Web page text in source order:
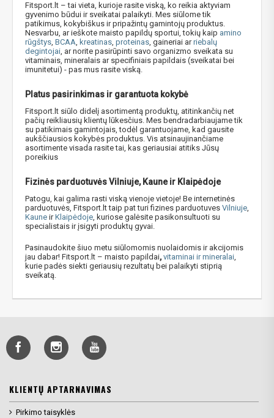
Fitsport.lt – tai vieta, kurioje rasite viską, ko reikia aktyviam
gyvenimo būdui ir sveikatai palaikyti. Mes siūlome tik
patikimus, kokybiškus ir pripažintų gamintojų produktus.
Nesvarbu, ar ieškote maisto papildų sportui, tokių kaip amino
rūgštys, BCAA, kreatinas, proteinas, gaineriai arriebalų
degintojai, ar norite pasirūpinti savo organizmo sveikata su
vitaminais, mineralais ar specifiniais papildais (sveikatai bei
imunitetui) - pas mus rasite viską.
Platus pasirinkimas ir garantuota kokybė
Fitsport.lt siūlo didelį asortimentą produktų, atitinkančių net
pačių reikliausių klientų lūkesčius. Mes bendradarbiaujame tik
su patikimais gamintojais, todėl garantuojame, kad gausite
aukščiausios kokybės produktus. Vis atsinaujinančiame
asortimente visada rasite tai, kas geriausiai atitiks Jūsų
poreikius
Fizinės parduotuvės Vilniuje, Kaune ir Klaipėdoje
Patogu, kai galima rasti viską vienoje vietoje! Be internetinės
parduotuvės, Fitsport.lt taip pat turi fizines parduotuves Vilniuje,
Kaune irKlaipėdoje, kuriose galėsite pasikonsultuoti su
specialistais ir įsigyti produktų gyvai.
Pasinaudokite šiuo metu siūlomomis nuolaidomis ir akcijomis
jau dabar! Fitsport.lt – maisto papildai, vitaminai ir mineralai,
kurie padės siekti geriausių rezultatų bei palaikyti stiprią
sveikatą.
KLIENTŲ APTARNAVIMAS
Pirkimo taisyklės